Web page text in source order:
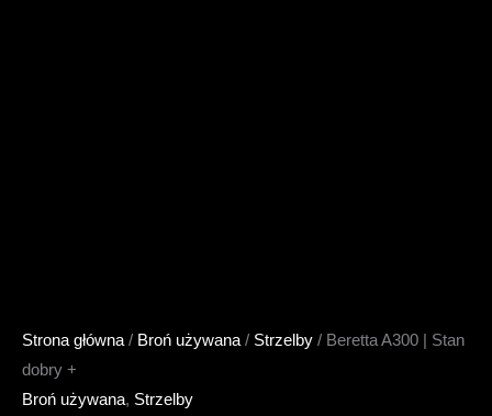
Strona główna/ Broń używana/ Strzelby / Beretta A300 | Stan
dobry +
Broń używana, Strzelby